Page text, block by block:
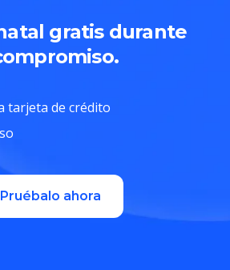
gratis durante
tarjeta de crédito
Pruébalo ahora